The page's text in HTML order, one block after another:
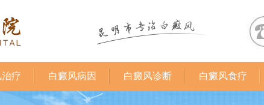
疗 白癜风病因 白癜风诊断 白癜风食疗